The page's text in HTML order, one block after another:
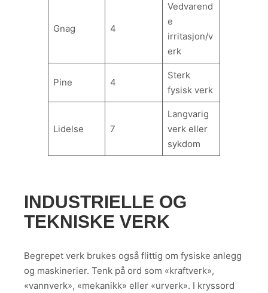
Gnag 4
Vedvarend
e
irritasjon/v
erk
Pine 4
Sterk
fysisk verk
Lidelse 7
Langvarig
verk eller
sykdom
INDUSTRIELLE OG
TEKNISKE VERK
Begrepet verk brukes også flittig om fysiske anlegg
og maskinerier. Tenk på ord som «kraftverk»,
«vannverk», «mekanikk» eller «urverk». I kryssord